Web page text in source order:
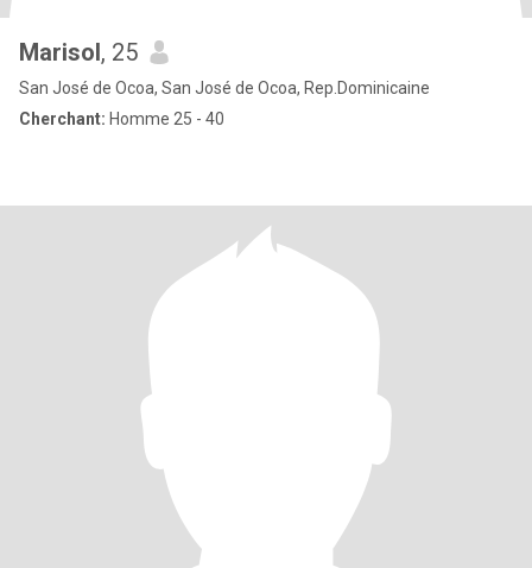
Marisol, 25
San José de Ocoa, San José de Ocoa, Rep.Dominicaine
Cherchant: Homme 25 - 40